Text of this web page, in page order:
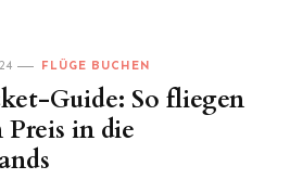
FLÜGE BUCHEN
Guide: So fliegen
Preis in die